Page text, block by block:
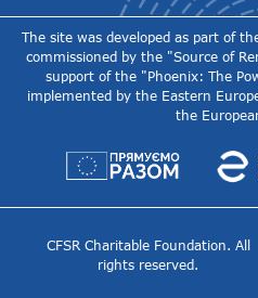
The site was developed as part of
commissioned by the "Source of
support of the "Phoenix: The
implemented by the Eastern
the
CFSR Charitable Foundation. All
rights reserved.